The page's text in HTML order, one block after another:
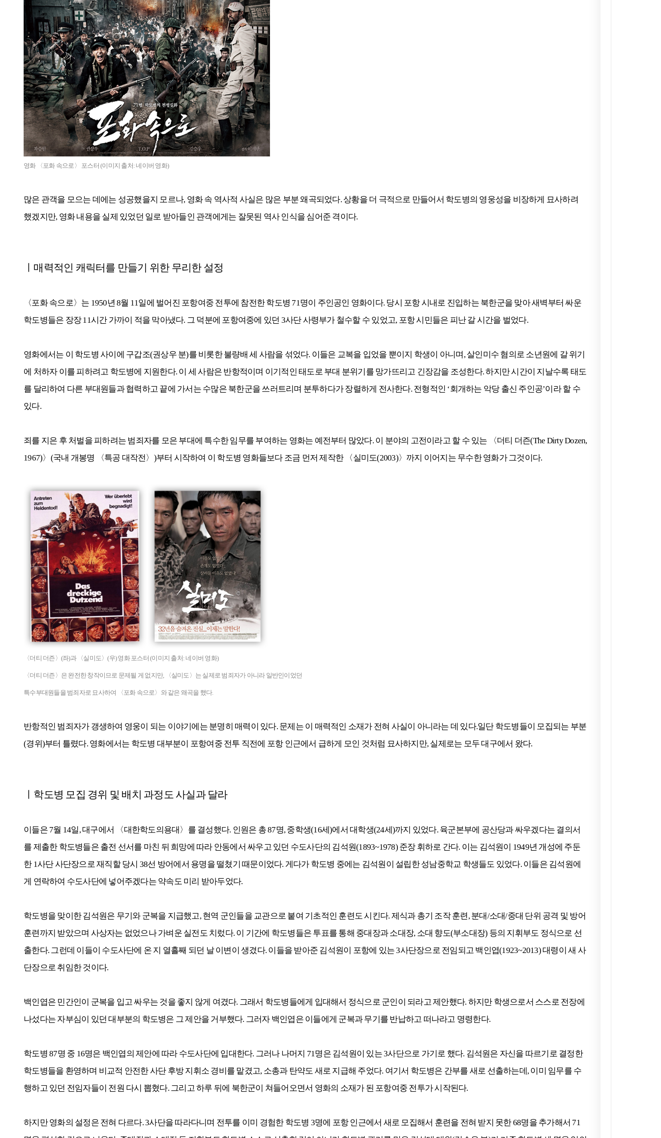
영화 〈포화 속으로〉 포스터 (이미지 출처: 네이버 영화)
많은 관객을 모으는 데에는 성공했을지 모르나, 영화 속 역사적 사실은 많은 부분 왜곡되었다. 상황을 더 극적으로 만들어서 학도병의 영웅성을 비장하게 묘사하려
했겠지만, 영화 내용을 실제 있었던 일로 받아들인 관객에게는 잘못된 역사 인식을 심어준 격이다.
ㅣ매력적인 캐릭터를 만들기 위한 무리한 설정
〈포화 속으로〉는 1950년 8월 11일에 벌어진 포항여중 전투에 참전한 학도병 71명이 주인공인 영화이다. 당시 포항 시내로 진입하는 북한군을 맞아 새벽부터 싸운
학도병들은 장장 11시간 가까이 적을 막아냈다. 그 덕분에 포항여중에 있던 3사단 사령부가 철수할 수 있었고, 포항 시민들은 피난 갈 시간을 벌었다.
영화에서는 이 학도병 사이에 구갑조(권상우 분)를 비롯한 불량배 세 사람을 섞었다. 이들은 교복을 입었을 뿐이지 학생이 아니며, 살인미수 혐의로 소년원에 갈 위기
에 처하자 이를 피하려고 학도병에 지원한다. 이 세 사람은 반항적이며 이기적인 태도로 부대 분위기를 망가뜨리고 긴장감을 조성한다. 하지만 시간이 지날수록 태도
를 달리하여 다른 부대원들과 협력하고 끝에 가서는 수많은 북한군을 쓰러트리며 분투하다가 장렬하게 전사한다. 전형적인 ‘회개하는 악당 출신 주인공’이라 할 수
있다.
죄를 지은 후 처벌을 피하려는 범죄자를 모은 부대에 특수한 임무를 부여하는 영화는 예전부터 많았다. 이 분야의 고전이라고 할 수 있는 〈더티 더즌(The Dirty Dozen,
1967)〉(국내 개봉명 〈특공 대작전〉)부터 시작하여 이 학도병 영화들보다 조금 먼저 제작한 〈실미도(2003)〉까지 이어지는 무수한 영화가 그것이다.
〈더티 더즌〉(좌)과 〈실미도〉(우) 영화 포스터 (이미지 출처: 네이버 영화)
〈더티 더즌〉은 완전한 창작이므로 문제될 게 없지만, 〈실미도〉 는 실제로 범죄자가 아니라 일반인이었던
특수부대원들을 범죄자로 묘사하여 〈포화 속으로〉와 같은 왜곡을 했다.
반항적인 범죄자가 갱생하여 영웅이 되는 이야기에는 분명히 매력이 있다. 문제는 이 매력적인 소재가 전혀 사실이 아니라는 데 있다.일단 학도병들이 모집되는 부분
(경위)부터 틀렸다. 영화에서는 학도병 대부분이 포항여중 전투 직전에 포항 인근에서 급하게 모인 것처럼 묘사하지만, 실제로는 모두 대구에서 왔다.
ㅣ학도병 모집 경위 및 배치 과정도 사실과 달라
이들은 7월 14일, 대구에서 〈대한학도의용대〉를 결성했다. 인원은 총 87명, 중학생(16세)에서 대학생(24세)까지 있었다. 육군본부에 공산당과 싸우겠다는 결의서
를 제출한 학도병들은 출전 선서를 마친 뒤 희망에 따라 안동에서 싸우고 있던 수도사단의 김석원(1893~1978) 준장 휘하로 간다. 이는 김석원이 1949년 개성에 주둔
한 1사단 사단장으로 재직할 당시 38선 방어에서 용명을 떨쳤기 때문이었다. 게다가 학도병 중에는 김석원이 설립한 성남중학교 학생들도 있었다. 이들은 김석원에
게 연락하여 수도사단에 넣어주겠다는 약속도 미리 받아두었다.
학도병을 맞이한 김석원은 무기와 군복을 지급했고, 현역 군인들을 교관으로 붙여 기초적인 훈련도 시킨다. 제식과 총기 조작 훈련, 분대/소대/중대 단위 공격 및 방어
훈련까지 받았으며 사상자는 없었으나 가벼운 실전도 치렀다. 이 기간에 학도병들은 투표를 통해 중대장과 소대장, 소대 향도(부소대장) 등의 지휘부도 정식으로 선
출한다. 그런데 이들이 수도사단에 온 지 열흘째 되던 날 이변이 생겼다. 이들을 받아준 김석원이 포항에 있는 3사단장으로 전임되고 백인엽(1923~2013) 대령이 새 사
단장으로 취임한 것이다.
백인엽은 민간인이 군복을 입고 싸우는 것을 좋지 않게 여겼다. 그래서 학도병들에게 입대해서 정식으로 군인이 되라고 제안했다. 하지만 학생으로서 스스로 전장에
나섰다는 자부심이 있던 대부분의 학도병은 그 제안을 거부했다. 그러자 백인엽은 이들에게 군복과 무기를 반납하고 떠나라고 명령한다.
학도병 87명 중 16명은 백인엽의 제안에 따라 수도사단에 입대한다. 그러나 나머지 71명은 김석원이 있는 3사단으로 가기로 했다. 김석원은 자신을 따르기로 결정한
학도병들을 환영하며 비교적 안전한 사단 후방 지휘소 경비를 맡겼고, 소총과 탄약도 새로 지급해 주었다. 여기서 학도병은 간부를 새로 선출하는데, 이미 임무를 수
행하고 있던 전임자들이 전원 다시 뽑혔다. 그리고 하루 뒤에 북한군이 쳐들어오면서 영화의 소재가 된 포항여중 전투가 시작된다.
하지만 영화의 설정은 전혀 다르다. 3사단을 따라다니며 전투를 이미 경험한 학도병 3명에 포항 인근에서 새로 모집해서 훈련을 전혀 받지 못한 68명을 추가해서 71